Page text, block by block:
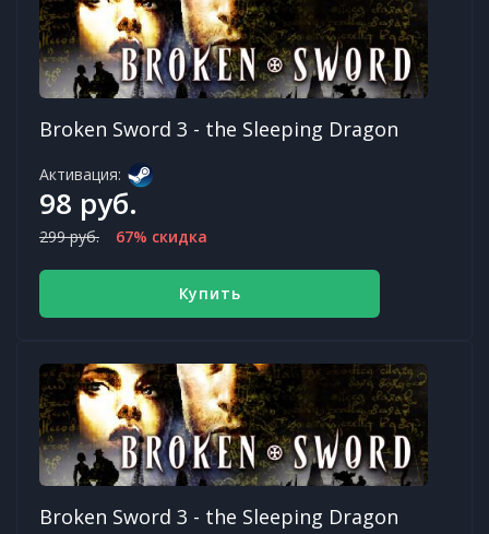
Broken Sword 3 - the Sleeping Dragon
Активация:
98 руб.
299 руб. 67% скидка
Купить
Broken Sword 3 - the Sleeping Dragon